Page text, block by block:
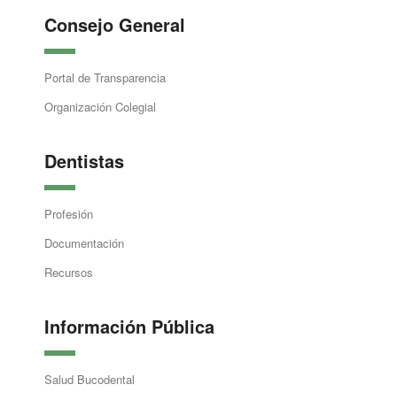
Consejo General
Portal de Transparencia
Organización Colegial
Dentistas
Profesión
Documentación
Recursos
Información Pública
Salud Bucodental